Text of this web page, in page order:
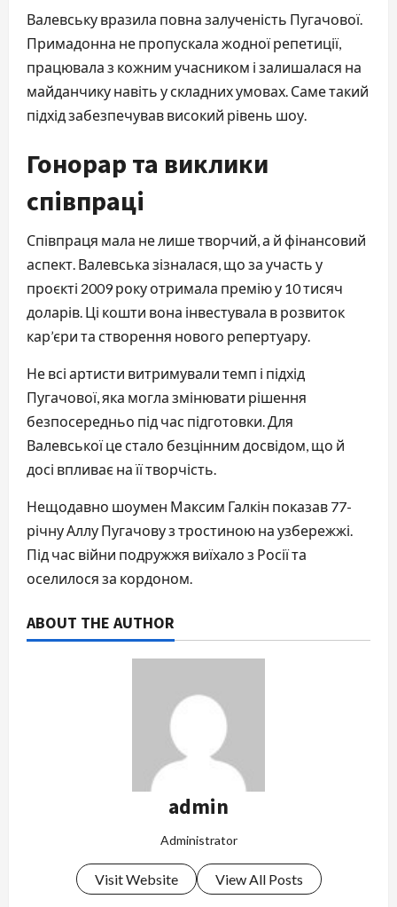
Валевську вразила повна залученість Пугачової.
Примадонна не пропускала жодної репетиції,
працювала з кожним учасником і залишалася на
майданчику навіть у складних умовах. Саме такий
підхід забезпечував високий рівень шоу.
Гонорар та виклики
співпраці
Співпраця мала не лише творчий, а й фінансовий
аспект. Валевська зізналася, що за участь у
проєкті 2009 року отримала премію у 10 тисяч
доларів. Ці кошти вона інвестувала в розвиток
кар’єри та створення нового репертуару.
Не всі артисти витримували темп і підхід
Пугачової, яка могла змінювати рішення
безпосередньо під час підготовки. Для
Валевської це стало безцінним досвідом, що й
досі впливає на її творчість.
Нещодавно шоумен Максим Галкін показав 77-
річну Аллу Пугачову з тростиною на узбережжі.
Під час війни подружжя виїхало з Росії та
оселилося за кордоном.
ABOUT THE AUTHOR
admin
Administrator
Visit Website View All Posts